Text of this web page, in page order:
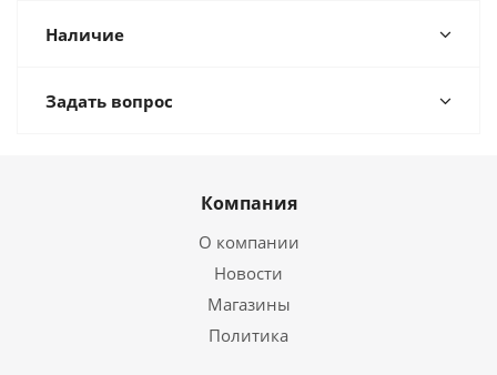
Наличие
Задать вопрос
Компания
О компании
Новости
Магазины
Политика